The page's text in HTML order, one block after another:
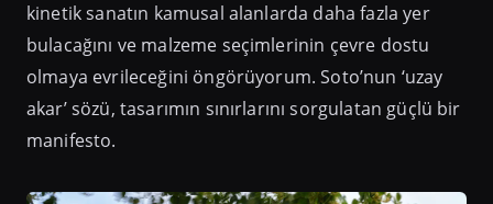
kinetik sanatın kamusal alanlarda daha fazla yer
bulacağını ve malzeme seçimlerinin çevre dostu
olmaya evrileceğini öngörüyorum. Soto’nun ‘uzay
akar’ sözü, tasarımın sınırlarını sorgulatan güçlü bir
manifesto.